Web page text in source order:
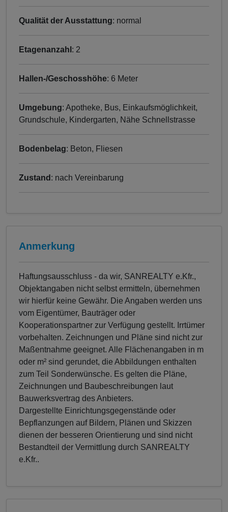
Qualität der Ausstattung: normal
Etagenanzahl : 2
Hallen-/Geschosshöhe: 6 Meter
Umgebung: Apotheke, Bus, Einkaufsmöglichkeit,
Grundschule, Kindergarten, Nähe Schnellstrasse
Bodenbelag: Beton, Fliesen
Zustand : nach Vereinbarung
Anmerkung
Haftungsausschluss - da wir, SANREALTY e.Kfr.,
Objektangaben nicht selbst ermitteln, übernehmen
wir hierfür keine Gewähr. Die Angaben werden uns
vom Eigentümer, Bauträger oder
Kooperationspartner zur Verfügung gestellt. Irrtümer
vorbehalten. Zeichnungen und Pläne sind nicht zur
Maßentnahme geeignet. Alle Flächenangaben in m
oder m² sind gerundet, die Abbildungen enthalten
zum Teil Sonderwünsche. Es gelten die Pläne,
Zeichnungen und Baubeschreibungen laut
Bauwerksvertrag des Anbieters.
Dargestellte Einrichtungsgegenstände oder
Bepflanzungen auf Bildern, Plänen und Skizzen
dienen der besseren Orientierung und sind nicht
Bestandteil der Vermittlung durch SANREALTY
e.Kfr..